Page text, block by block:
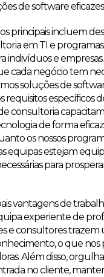
de software
principais incluem
em TI e
indivíduos e
cada negócio tem
soluções de
requisitos específicos
consultoria
de forma eficaz
os nossos
equipas estejam
para
vantagens de
experiente de
e consultores trazem
o que
Além disso,
no cliente,